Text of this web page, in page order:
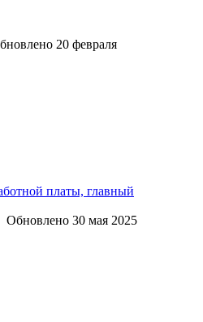
20 февраля
платы, главный
Обновлено 30 мая 2025